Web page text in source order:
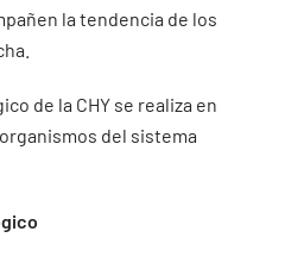
la tendencia de los
de la CHY se realiza en
del sistema